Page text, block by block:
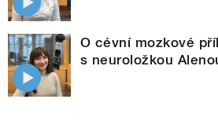
O cévní mozkové
s neuroložkou